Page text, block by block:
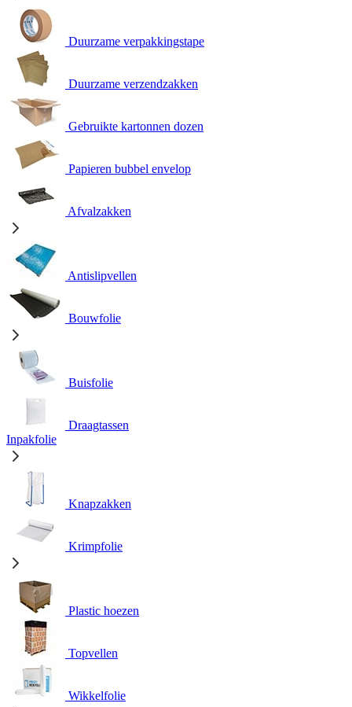
Duurzame verpakkingstape
Duurzame verzendzakken
Gebruikte kartonnen dozen
Papieren bubbel envelop
Afvalzakken
Antislipvellen
Bouwfolie
Buisfolie
Draagtassen
Inpakfolie
Knapzakken
Krimpfolie
Plastic hoezen
Topvellen
Wikkelfolie